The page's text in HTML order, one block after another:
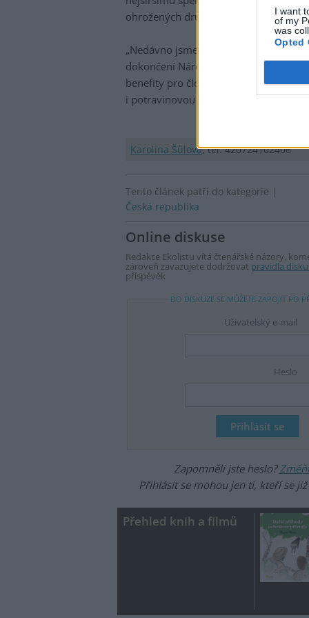
I want
of my
was
Opted
ohrožených druhů, tak stavu přírody
„Nedávno jsme aktualizovali Strategii
dokončení Národního plánu na
benefity pro člověka – lépe zadržuje
i potravinovou bezpečnost,“ dodává
Karolína Šůlová, tel: 420724102406
Tento článek patří do kategorie |
Česká republika
Online diskuse
Redakce Ekolistu vítá čtenářské názory,
zároveň zavazujete dodržovat pravidla
příspěvěk
DO DISKUZE SE MŮŽETE ZAPOJIT PO
Uživatelský e-mail
Heslo
Zapomněli jste heslo?
Přihlásit se mohou jen ti, kteří se již
Přehled knih a filmů